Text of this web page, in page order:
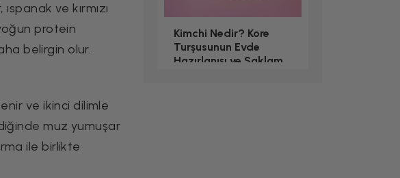
ve kırmızı
protein
belirgin olur.
ve ikinci dilimle
muz yumuşar
ile birlikte
Kimchi Nedir? Kore
Turşusunun Evde
Hazırlanışı ve Saklama